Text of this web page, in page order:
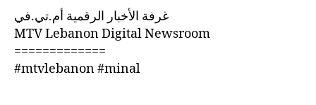
غرفة الأخبار الرقمية أم.تي.في
MTV Lebanon Digital Newsroom
=============
#mtvlebanon #minal